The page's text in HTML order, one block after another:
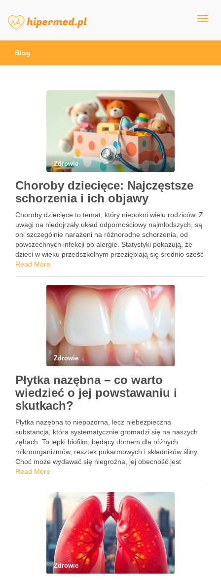
hipermed.pl
Blog
Zdrowie
Choroby dziecięce: Najczęstsze
schorzenia i ich objawy
Choroby dziecięce to temat, który niepokoi wielu rodziców. Z
uwagi na niedojrzały układ odpornościowy najmłodszych, są
oni szczególnie narażeni na różnorodne schorzenia, od
powszechnych infekcji po alergie. Statystyki pokazują, że
dzieci w wieku przedszkolnym przeziębiają się średnio sześć
razy w roku, co tylko podkreśla, jak istotne jest zrozumienie i
Read More
Zdrowie
Płytka nazębna – co warto
wiedzieć o jej powstawaniu i
skutkach?
Płytka nazębna to niepozorna, lecz niebezpieczna
substancja, która systematycznie gromadzi się na naszych
zębach. To lepki biofilm, będący domem dla różnych
mikroorganizmów, resztek pokarmowych i składników śliny.
Choć może wydawać się niegroźna, jej obecność jest
początkiem wielu problemów zdrowotnych, które mogą
Read More
Zdrowie